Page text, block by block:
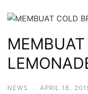
NEWS · APRIL 18,